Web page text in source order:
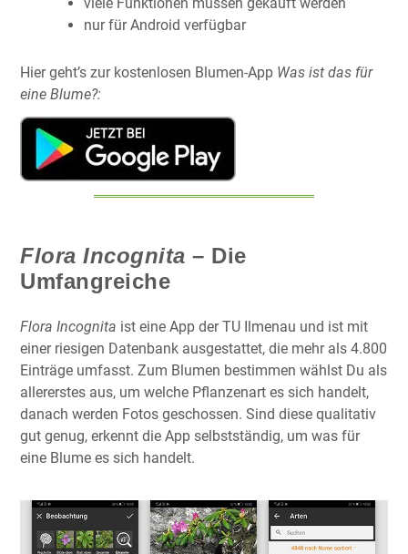
nur für Android verfügbar
Hier geht’s zur kostenlosen Blumen-App Was ist das für
eine Blume?:
Flora Incognita – Die
Umfangreiche
Flora Incognita ist eine App der TU Ilmenau und ist mit
einer riesigen Datenbank ausgestattet, die mehr als 4.800
Einträge umfasst. Zum Blumen bestimmen wählst Du als
allererstes aus, um welche Pflanzenart es sich handelt,
danach werden Fotos geschossen. Sind diese qualitativ
gut genug, erkennt die App selbstständig, um was für
eine Blume es sich handelt.